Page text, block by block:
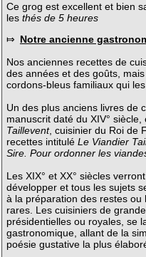
Ce grog est excellent et bien
les thés de 5 heures
⤇ Notre ancienne
Nos anciennes recettes de
des années et des goûts,
cordons-bleus familiaux qui
Un des plus anciens livres de
manuscrit daté du XIV° siècle,
Taillevent, cuisinier du Roi de
recettes intitulé Le Viandier
Sire. Pour ordonner les
Les XIX° et XX° siècles
développer et tous les sujets
à la préparation des restes
rares. Les cuisiniers de
présidentielles ou royales, se
gastronomique, allant de la
poésie gustative la plus